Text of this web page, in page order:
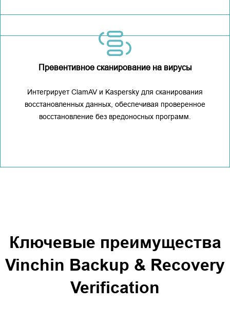
Превентивное сканирование на вирусы
Интегрирует ClamAV и Kaspersky для сканирования
восстановленных данных, обеспечивая проверенное
восстановление без вредоносных программ.
Ключевые преимущества
Vinchin Backup & Recovery
Verification